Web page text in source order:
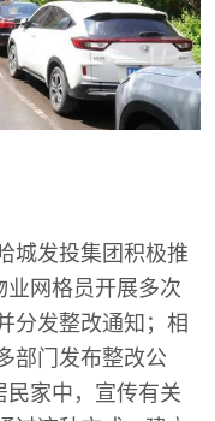
城发投集团积极推
业网格员开展多次
分发整改通知；相
部门发布整改公
民家中，宣传有关